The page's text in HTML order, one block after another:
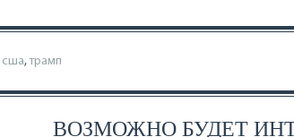
сша,трамп
ВОЗМОЖНО БУДЕТ